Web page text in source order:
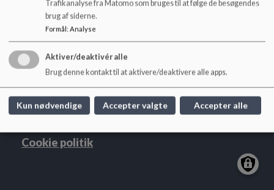
Frederiksberg Bredegade 11, 2000
Frederiksberg
fsbhus@frederiksberg.dk
29917302/24497687
EAN NR.
5790002045820
Webtilgængelighed
Sitemap
Cookie politik
Trafikanalyse fra Matomo som bruges til at følge de besøgendes
brug af siderne.
Formål: Analyse
Aktiver/deaktivér alle
Brug denne kontakt til at aktivere/deaktivere alle apps.
Kun nødvendige Accepter valgte Accepter alle